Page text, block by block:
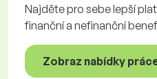
Najděte pro sebe lepší
finanční a nefinanční
Zobraz nabídky